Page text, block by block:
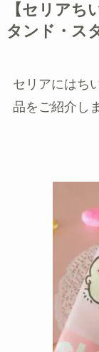
【セリアち
タンド・ス
セリアにはち
品をご紹介し